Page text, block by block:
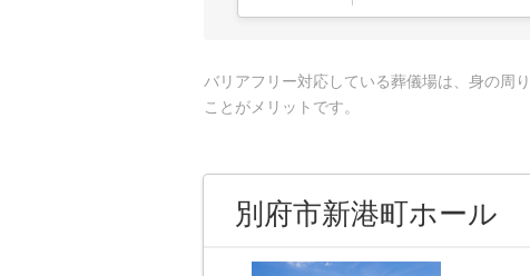
バリアフリー対応している葬儀場は、身の周
ことがメリットです。
別府市新港町ホール